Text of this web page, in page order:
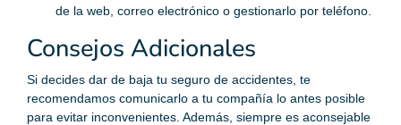
de la web, correo electrónico o gestionarlo por teléfono.
Consejos Adicionales
Si decides dar de baja tu seguro de accidentes, te
recomendamos comunicarlo a tu compañía lo antes posible
para evitar inconvenientes. Además, siempre es aconsejable